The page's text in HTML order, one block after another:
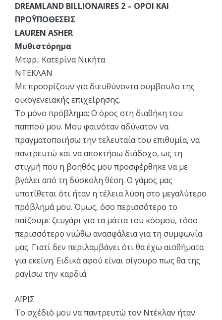
DREAMLAND BILLIONAIRES 2 – ΟΡΟΙ ΚΑΙ
ΠΡΟΫΠΟΘΕΣΕΙΣ
LAUREN ASHER
Μυθιστόρημα
Μτφρ.: Κατερίνα Νικήτα
ΝΤΕΚΛΑΝ
Με προορίζουν για διευθύνοντα σύμβουλο της
οικογενειακής επιχείρησης.
Το μόνο πρόβλημα; Ο όρος στη διαθήκη του
παππού μου. Μου φαινόταν αδύνατον να
πραγματοποιήσω την τελευταία του επιθυμία, να
παντρευτώ και να αποκτήσω διάδοχο, ως τη
στιγμή που η βοηθός μου προσφέρθηκε να με
βγάλει από τη δύσκολη θέση. Ο γάμος μας
υποτίθεται ότι ήταν η τέλεια λύση στο μεγαλύτερο
πρόβλημά μου. Όμως, όσο περισσότερο το
παίζουμε ζευγάρι για τα μάτια του κόσμου, τόσο
περισσότερο νιώθω ανασφάλεια για τη συμφωνία
μας. Γιατί δεν περιλαμβάνει ότι θα έχω αισθήματα
για εκείνη. Ειδικά αφού είναι σίγουρο πως θα της
ραγίσω την καρδιά.
ΑΪΡΙΣ
Το σχέδιό μου να παντρευτώ τον Ντέκλαν ήταν